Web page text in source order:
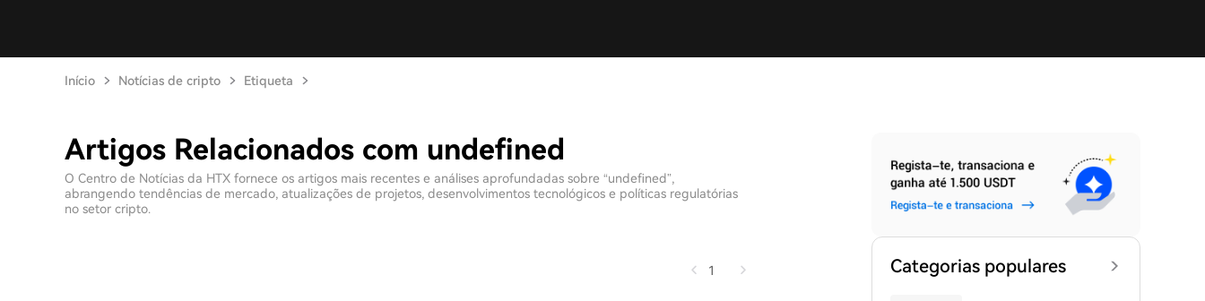
Início Notícias de cripto Etiqueta
Artigos Relacionados com undefined
O Centro de Notícias da HTX fornece os artigos mais recentes e análises aprofundadas sobre “undefined”,
abrangendo tendências de mercado, atualizações de projetos, desenvolvimentos tecnológicos e políticas regulatórias
no setor cripto.
1 Categorias populares